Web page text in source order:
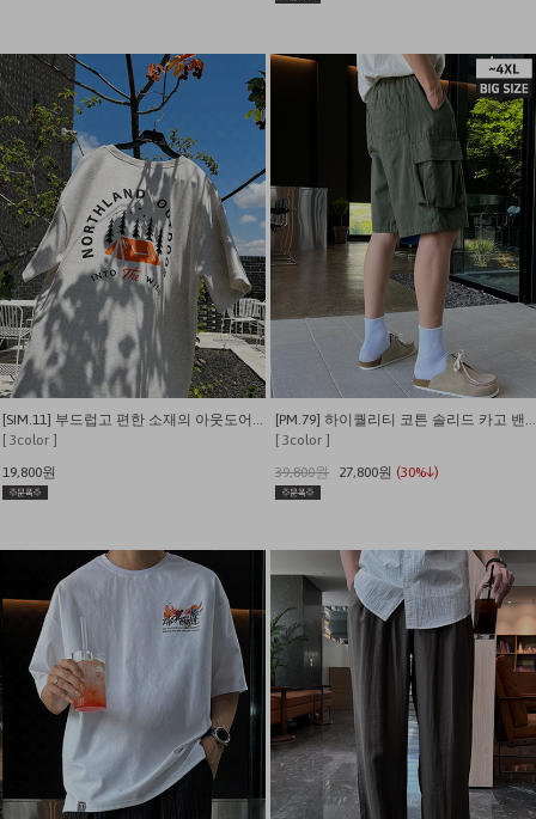
[SIM.11] 부드럽고 편한 소재의 아웃도어 캠퍼 반팔티
[ 3color ]
19,800원
[PM.79] 하이퀄리티 코튼 솔리드 카고 밴딩 내추럴핏 반바지
[ 3color ]
39,800원
27,800원 (30%↓)